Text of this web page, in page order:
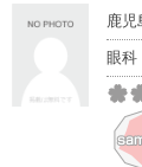
鹿児
眼科